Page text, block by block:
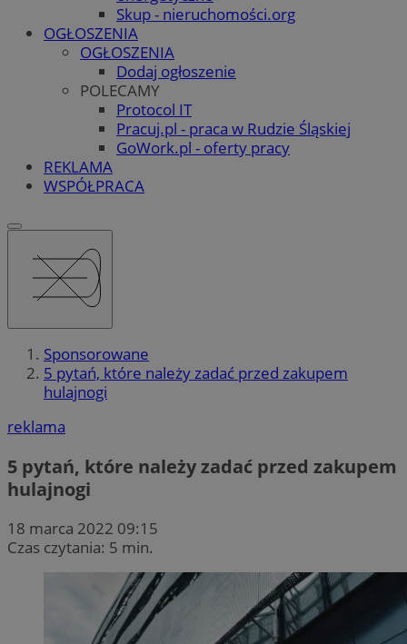
Skup - nieruchomości.org
OGŁOSZENIA
OGŁOSZENIA
Dodaj ogłoszenie
POLECAMY
Protocol IT
Pracuj.pl - praca w Rudzie Śląskiej
GoWork.pl - oferty pracy
REKLAMA
WSPÓŁPRACA
Sponsorowane
5 pytań, które należy zadać przed zakupem
hulajnogi
reklama
5 pytań, które należy zadać przed zakupem
hulajnogi
18 marca 2022 09:15
Czas czytania: 5 min.